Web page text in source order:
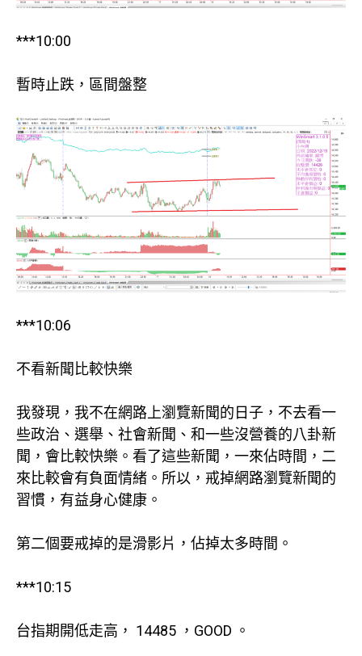
***10:00
暫時止跌，區間盤整
***10:06
不看新聞比較快樂
我發現，我不在網路上瀏覽新聞的日子，不去看一
些政治、選舉、社會新聞、和一些沒營養的八卦新
聞，會比較快樂。看了這些新聞，一來佔時間，二
來比較會有負面情緒。所以，戒掉網路瀏覽新聞的
習慣，有益身心健康。
第二個要戒掉的是滑影片，佔掉太多時間。
***10:15
台指期開低走高， 14485 ，GOOD 。